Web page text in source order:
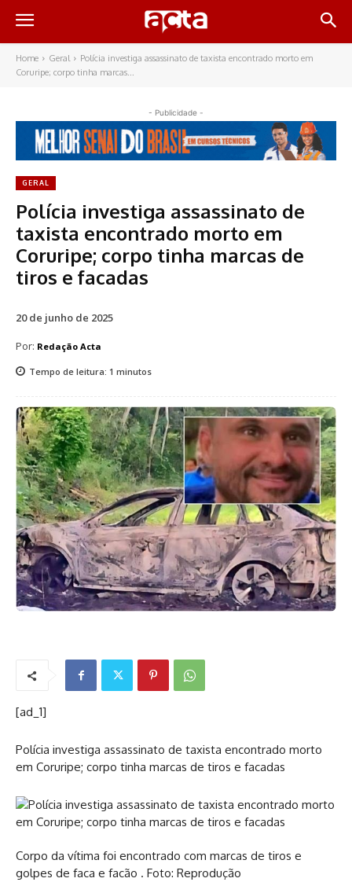
Home Geral
Polícia investiga assassinato de taxista encontrado morto em
Coruripe; corpo tinha marcas...
- Publicidade -
GERAL
Polícia investiga assassinato de
taxista encontrado morto em
Coruripe; corpo tinha marcas de
tiros e facadas
20 de junho de 2025
Por: Redação Acta
Tempo de leitura: 1 minutos
[ad_1]
Polícia investiga assassinato de taxista encontrado morto
em Coruripe; corpo tinha marcas de tiros e facadas
Corpo da vítima foi encontrado com marcas de tiros e
golpes de faca e facão . Foto: Reprodução